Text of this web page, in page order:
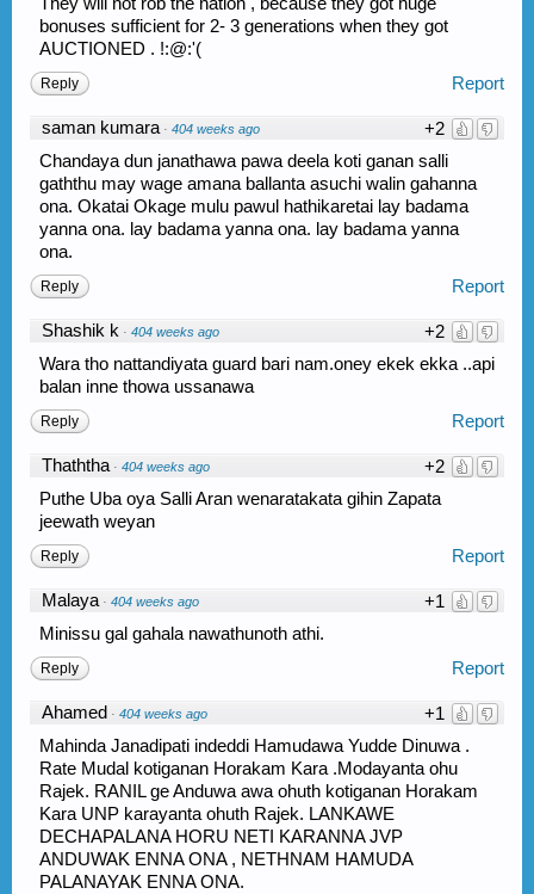
bonuses sufficient for 2- 3 generations when they got
AUCTIONED . !:@:'(
Report
Reply
+2
saman kumara · 404 weeks ago
Chandaya dun janathawa pawa deela koti ganan salli
gaththu may wage amana ballanta asuchi walin gahanna
ona. Okatai Okage mulu pawul hathikaretai lay badama
yanna ona. lay badama yanna ona. lay badama yanna
ona.
Report
Reply
+2
Shashik k · 404 weeks ago
Wara tho nattandiyata guard bari nam.oney ekek ekka ..api
balan inne thowa ussanawa
Report
Reply
+2
Thaththa · 404 weeks ago
Puthe Uba oya Salli Aran wenaratakata gihin Zapata
jeewath weyan
Report
Reply
+1
Malaya · 404 weeks ago
Minissu gal gahala nawathunoth athi.
Report
Reply
+1
Ahamed · 404 weeks ago
Mahinda Janadipati indeddi Hamudawa Yudde Dinuwa .
Rate Mudal kotiganan Horakam Kara .Modayanta ohu
Rajek. RANIL ge Anduwa awa ohuth kotiganan Horakam
Kara UNP karayanta ohuth Rajek. LANKAWE
DECHAPALANA HORU NETI KARANNA JVP
ANDUWAK ENNA ONA , NETHNAM HAMUDA
PALANAYAK ENNA ONA.